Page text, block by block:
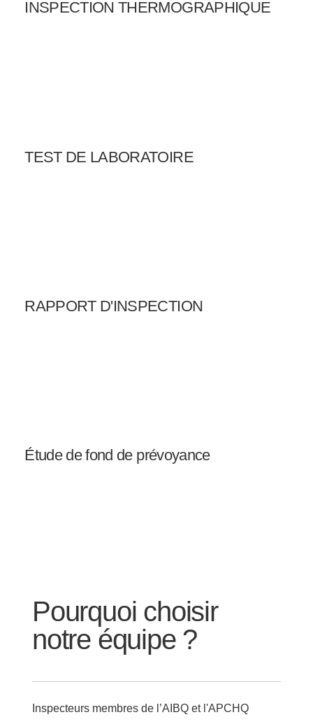
Pourquoi choisir
notre équipe ?
Inspecteurs membres de l’AIBQ et l'APCHQ
INSPECTION THERMOGRAPHIQUE
TEST DE LABORATOIRE
RAPPORT D'INSPECTION
Étude de fond de prévoyance